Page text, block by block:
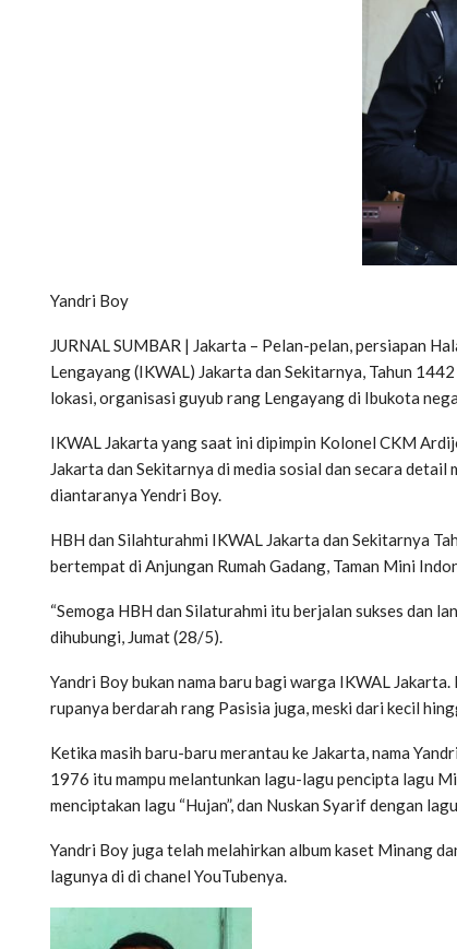
Yandri Boy
JURNAL SUMBAR | Jakarta – Pelan-pelan, persiapan
Lengayang (IKWAL) Jakarta dan Sekitarnya, Tahun
lokasi, organisasi guyub rang Lengayang di Ibukota
IKWAL Jakarta yang saat ini dipimpin Kolonel CKM
Jakarta dan Sekitarnya di media sosial dan secara
diantaranya Yendri Boy.
HBH dan Silahturahmi IKWAL Jakarta dan Sekitarnya
bertempat di Anjungan Rumah Gadang, Taman Mini
“Semoga HBH dan Silaturahmi itu berjalan sukses dan
dihubungi, Jumat (28/5).
Yandri Boy bukan nama baru bagi warga IKWAL
rupanya berdarah rang Pasisia juga, meski dari kecil
Ketika masih baru-baru merantau ke Jakarta, nama
1976 itu mampu melantunkan lagu-lagu pencipta lagu
menciptakan lagu “Hujan”, dan Nuskan Syarif dengan lagu
Yandri Boy juga telah melahirkan album kaset Minang
lagunya di di chanel YouTubenya.